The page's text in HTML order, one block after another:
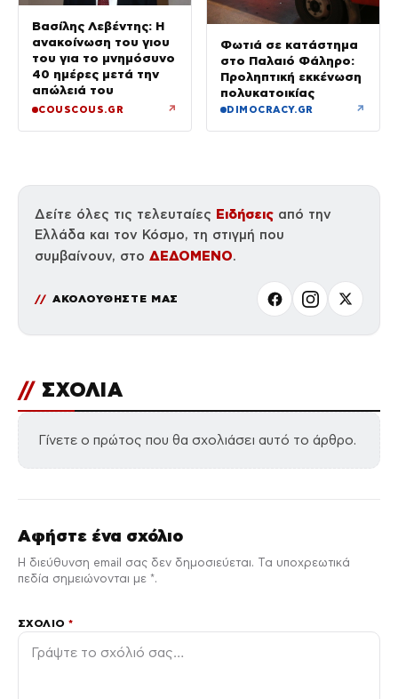
Βασίλης Λεβέντης: Η
ανακοίνωση του γιου
του για το μνημόσυνο
40 ημέρες μετά την
απώλειά του
COUSCOUS.GR ↗
Φωτιά σε κατάστημα
στο Παλαιό Φάληρο:
Προληπτική εκκένωση
πολυκατοικίας
DIMOCRACY.GR ↗
Δείτε όλες τις τελευταίες Ειδήσεις από την
Ελλάδα και τον Κόσμο, τη στιγμή που
συμβαίνουν, στο ΔΕΔΟΜΕΝΟ.
ΑΚΟΛΟΥΘΗΣΤΕ ΜΑΣ
// ΣΧΟΛΙΑ
Γίνετε ο πρώτος που θα σχολιάσει αυτό το άρθρο.
Αφήστε ένα σχόλιο
Η διεύθυνση email σας δεν δημοσιεύεται. Τα υποχρεωτικά
πεδία σημειώνονται με *.
ΣΧΌΛΙΟ*